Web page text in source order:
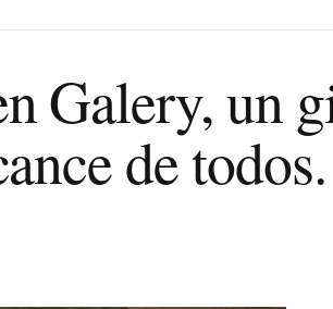
Galery, un
de todos.